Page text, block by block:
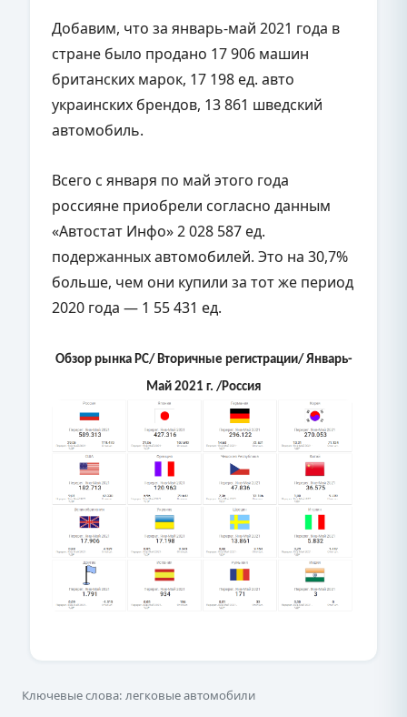
Добавим, что за январь-май 2021 года в
стране было продано 17 906 машин
британских марок, 17 198 ед. авто
украинских брендов, 13 861 шведский
автомобиль.
Всего с января по май этого года
россияне приобрели согласно данным
«Автостат Инфо» 2 028 587 ед.
подержанных автомобилей. Это на 30,7%
больше, чем они купили за тот же период
2020 года — 1 55 431 ед.
Обзор рынка PC/ Вторичные регистрации/ Январь-
Май 2021 г. /Россия
Ключевые слова: легковые автомобили